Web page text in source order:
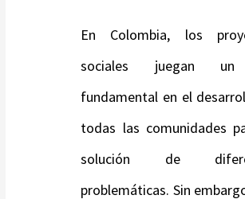
En Colombia, los
sociales juegan
fundamental en el
todas las comunidades
solución de
problemáticas. Sin